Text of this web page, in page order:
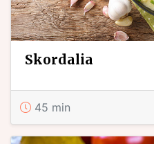
skordalia
45 min